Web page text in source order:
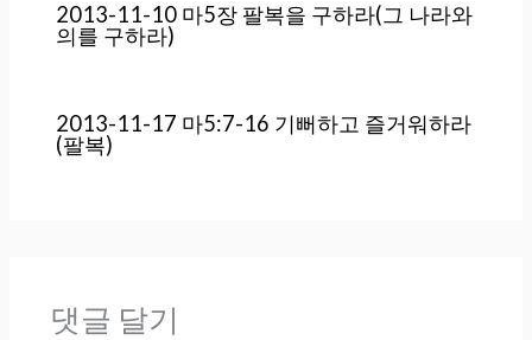
2013-11-10 마5장 팔복을 구하라(그 나라와
의를 구하라)
2013-11-17 마5:7-16 기뻐하고 즐거워하라
(팔복)
댓글 달기